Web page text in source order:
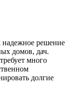
надежное решение
домов, дач.
много
долгие